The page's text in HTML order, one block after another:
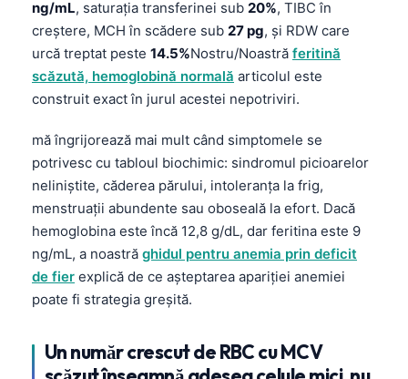
ng/mL, saturația transferinei sub 20%, TIBC în
creștere, MCH în scădere sub 27 pg, și RDW care
urcă treptat peste 14.5%Nostru/Noastră feritină
scăzută, hemoglobină normală articolul este
construit exact în jurul acestei nepotriviri.
mă îngrijorează mai mult când simptomele se
potrivesc cu tabloul biochimic: sindromul picioarelor
neliniștite, căderea părului, intoleranța la frig,
menstruații abundente sau oboseală la efort. Dacă
hemoglobina este încă 12,8 g/dL, dar feritina este 9
ng/mL, a noastră ghidul pentru anemia prin deficit
de fier explică de ce așteptarea apariției anemiei
poate fi strategia greșită.
Un număr crescut de RBC cu MCV